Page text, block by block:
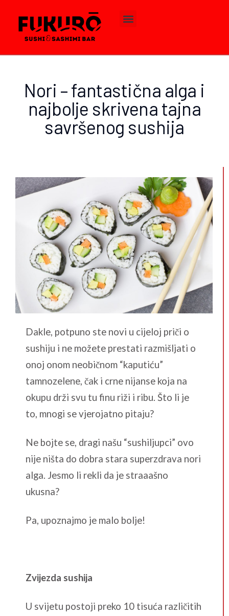
Nori – fantastična alga i
najbolje skrivena tajna
savršenog sushija
Dakle, potpuno ste novi u cijeloj priči o
sushiju i ne možete prestati razmišljati o
onoj onom neobičnom “kaputiću”
tamnozelene, čak i crne nijanse koja na
okupu drži svu tu finu riži i ribu. Što li je
to, mnogi se vjerojatno pitaju?
Ne bojte se, dragi našu “sushiljupci” ovo
nije ništa do dobra stara superzdrava nori
alga. Jesmo li rekli da je straaašno
ukusna?
Pa, upoznajmo je malo bolje!
Zvijezda sushija
U svijetu postoji preko 10 tisuća različitih